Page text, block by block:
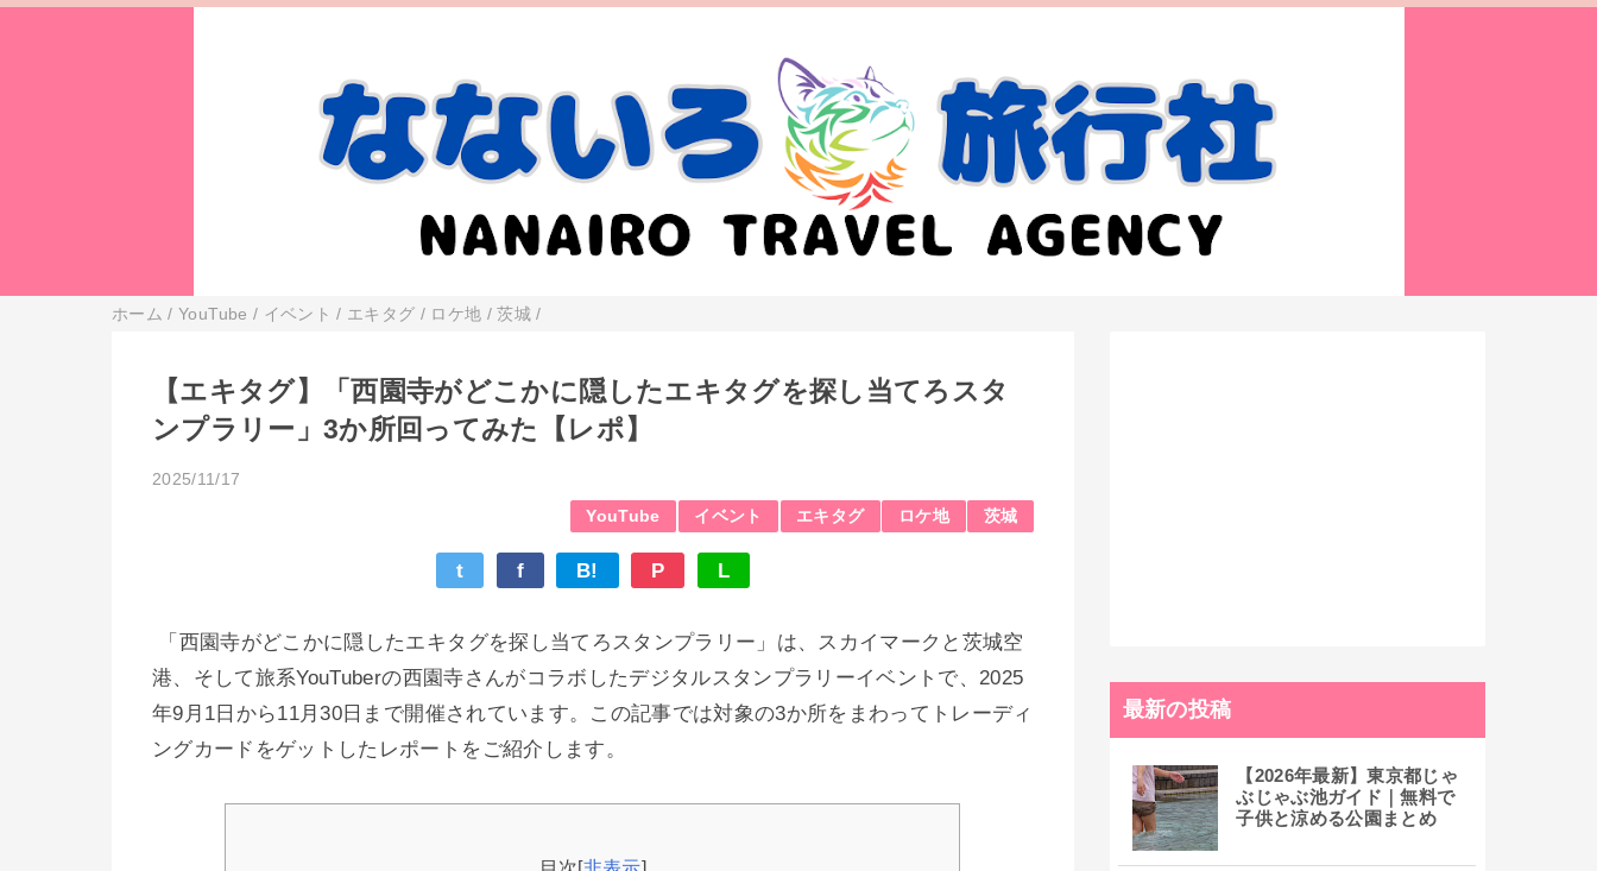
ホーム /YouTube / イベント / エキタグ / ロケ地 /茨城 /
【エキタグ】「西園寺がどこかに隠したエキタグを探し当てろスタ
ンプラリー」3か所回ってみた【レポ】
2025/11/17
YouTube イベント エキタグ ロケ地 茨城
t f B! P L
「西園寺がどこかに隠したエキタグを探し当てろスタンプラリー」は、スカイマークと茨城空
港、そして旅系YouTuberの西園寺さんがコラボしたデジタルスタンプラリーイベントで、2025
年9月1日から11月30日まで開催されています。この記事では対象の3か所をまわってトレーディ
ングカードをゲットしたレポートをご紹介します。
最新の投稿
【2026年最新】東京都じゃ
ぶじゃぶ池ガイド｜無料で
子供と涼める公園まとめ